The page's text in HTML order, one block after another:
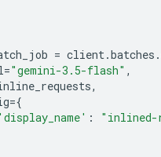
= client.batches .
="gemini-3.5-flash" ,
,
={
'display_name' : "inlined-